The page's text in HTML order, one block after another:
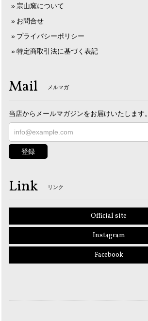
宗山窯について
お問合せ
プライバシーポリシー
特定商取引法に基づく表記
Mail メルマガ
当店からメールマガジンをお届けいたします。
登録
Link リンク
Official site
Instagram
Facebook